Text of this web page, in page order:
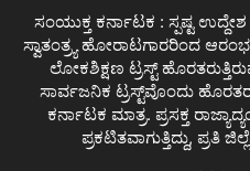
ಸಂಯುಕ್ತ ಕರ್ನಾಟಕ : ಸ್ಪಷ್ಟ
ಸ್ವಾತಂತ್ರ್ಯ ಹೋರಾಟಗಾರರಿಂದ
ಲೋಕಶಿಕ್ಷಣ ಟ್ರಸ್ಟ್
ಸಾರ್ವಜನಿಕ ಟ್ರಸ್ಟ್‌ವೊಂದು
ಕರ್ನಾಟಕ ಮಾತ್ರ. ಪ್ರಸಕ್ತ
ಪ್ರಕಟಿತವಾಗುತ್ತಿದ್ದು, ಪ್ರತಿ